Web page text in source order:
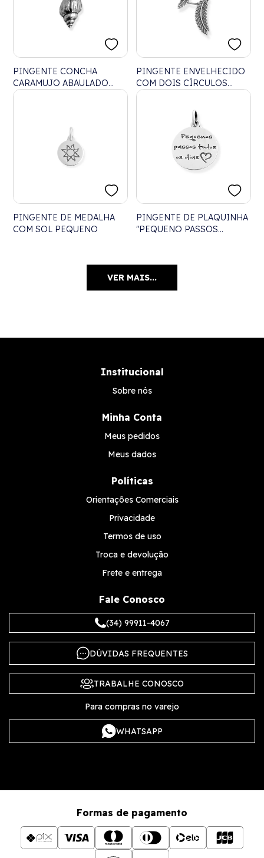
PINGENTE CONCHA
CARAMUJO ABAULADO
TRABALHADO
PINGENTE ENVELHECIDO
COM DOIS CÍRCULOS
VAZADOS E FOLHAS
PINGENTE DE MEDALHA
COM SOL PEQUENO
PINGENTE DE PLAQUINHA
"PEQUENO PASSOS
VER MAIS...
Institucional
Sobre nós
Minha Conta
Meus pedidos
Meus dados
Políticas
Orientações Comerciais
Privacidade
Termos de uso
Troca e devolução
Frete e entrega
Fale Conosco
(34) 99911-4067
DÚVIDAS FREQUENTES
TRABALHE CONOSCO
Para compras no varejo
WHATSAPP
Formas de pagamento